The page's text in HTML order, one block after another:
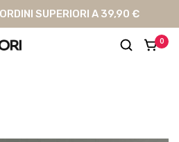
SUPERIORI A 39,90 €
0